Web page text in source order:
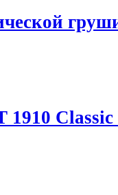
1910